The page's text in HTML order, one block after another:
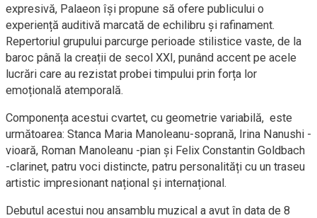
expresivă, Palaeon își propune să ofere publicului o
experiență auditivă marcată de echilibru și rafinament.
Repertoriul grupului parcurge perioade stilistice vaste, de la
baroc până la creații de secol XXI, punând accent pe acele
lucrări care au rezistat probei timpului prin forța lor
emoțională atemporală.
Componența acestui cvartet, cu geometrie variabilă, este
următoarea: Stanca Maria Manoleanu-soprană, Irina Nanushi -
vioară, Roman Manoleanu -pian și Felix Constantin Goldbach
-clarinet, patru voci distincte, patru personalități cu un traseu
artistic impresionant național și internațional.
Debutul acestui nou ansamblu muzical a avut în data de 8